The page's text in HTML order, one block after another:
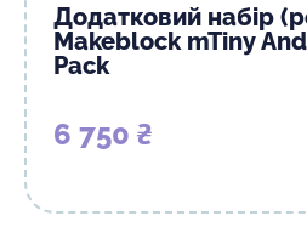
Додатковий набір
Makeblock mTiny
Pack
6 750 ₴